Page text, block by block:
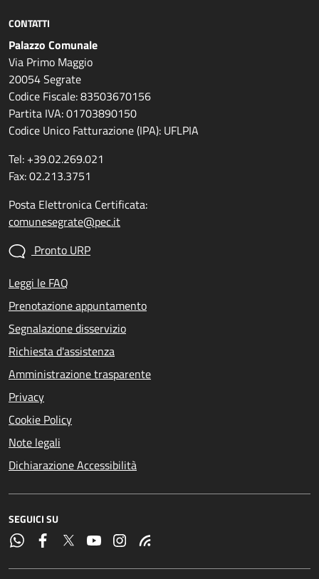
CONTATTI
Palazzo Comunale
Via Primo Maggio
20054 Segrate
Codice Fiscale: 83503670156
Partita IVA: 01703890150
Codice Unico Fatturazione (IPA): UFLPIA
Tel: +39.02.269.021
Fax: 02.213.3751
Posta Elettronica Certificata:
comunesegrate@pec.it
Pronto URP
Leggi le FAQ
Prenotazione appuntamento
Segnalazione disservizio
Richiesta d'assistenza
Amministrazione trasparente
Privacy
Cookie Policy
Note legali
Dichiarazione Accessibilità
SEGUICI SU